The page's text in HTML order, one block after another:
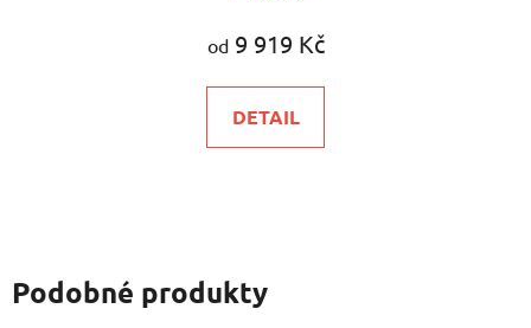
od9 919 Kč
DETAIL
Podobné produkty